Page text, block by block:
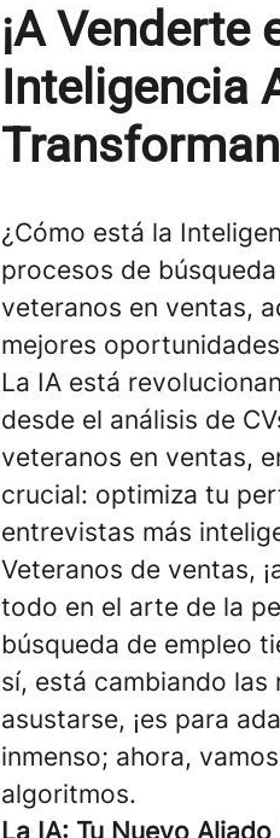
¡A Venderte
Inteligencia
¿Cómo está la
procesos de
veteranos en ventas,
mejores
La IA está
desde el análisis de
veteranos en ventas,
crucial: optimiza tu
entrevistas más
Veteranos de ventas,
todo en el arte de la
búsqueda de empleo
sí, está cambiando las
asustarse, ¡es para
inmenso; ahora,
algoritmos.
La IA: Tu Nuevo